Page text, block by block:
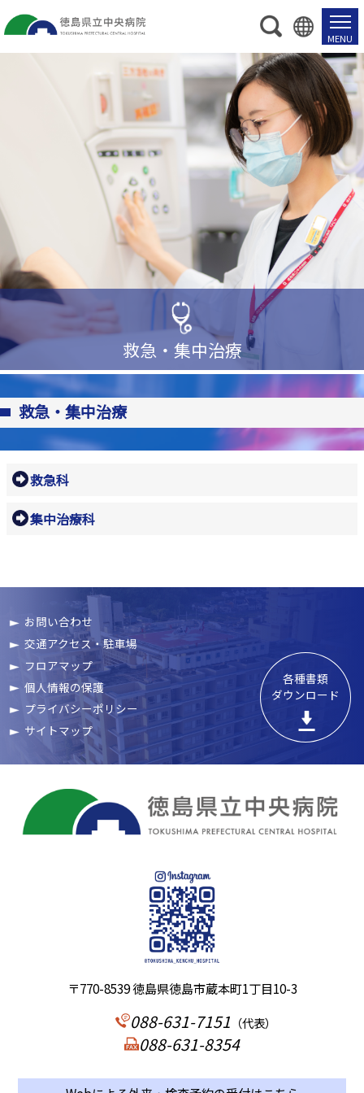
救急・集中治療
救急・集中治療
救急科
集中治療科
お問い合わせ
交通アクセス・駐車場
フロアマップ
個人情報の保護
プライバシーポリシー
サイトマップ
各種書類
ダウンロード
〒770-8539 徳島県徳島市蔵本町1丁目10-3
088-631-7151 （代表）
088-631-8354